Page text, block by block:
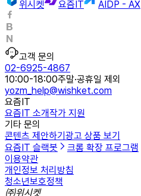
위시켓
요즘IT AIDP - AX
고객 문의
02-6925-4867
10:00-18:00주말·공휴일 제외
yozm_help@wishket.com
요즘IT
요즘IT 소개작가 지원
기타 문의
콘텐츠 제안하기 광고 상품 보기
요즘IT 슬랙봇
크롬 확장 프로그램
이용약관
개인정보 처리방침
청소년보호정책
㈜위시켓